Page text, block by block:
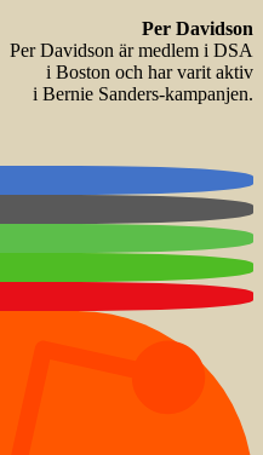
Per Davidson
Per Davidson är medlem i DSA
i Boston och har varit aktiv
i Bernie Sanders-kampanjen.